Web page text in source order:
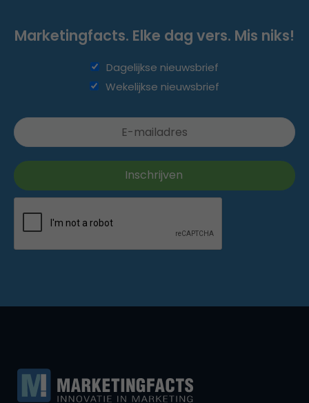
Marketingfacts. Elke dag vers. Mis niks!
Dagelijkse nieuwsbrief
Wekelijkse nieuwsbrief